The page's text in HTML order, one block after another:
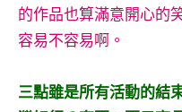
的作品也算滿意開心的
容易不容易啊。
三點雖是所有活動的結